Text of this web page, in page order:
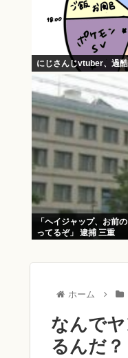
にじさんじvtuber、過
「ヘイジャップ、お前
ってるぞ」 逮捕 三重
ホーム
なんで
るんだ？